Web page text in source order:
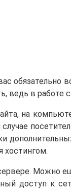
ведь в работе
на
хостингом.
Можно
доступ к